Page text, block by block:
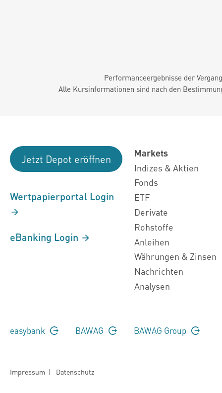
Performanceergebnisse der
Alle Kursinformationen sind nach den
Jetzt Depot eröffnen
Wertpapierportal Login
eBanking Login
Markets
Indizes & Aktien
Fonds
ETF
Derivate
Rohstoffe
Anleihen
Währungen & Zinsen
Nachrichten
Analysen
easybank BAWAG BAWAG Group
Impressum | Datenschutz